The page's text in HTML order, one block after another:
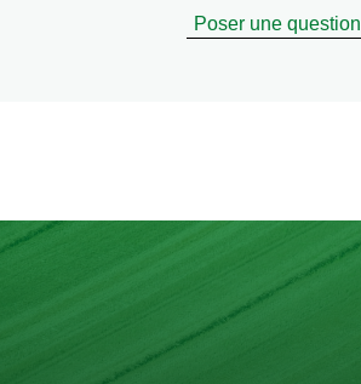
Poser une question